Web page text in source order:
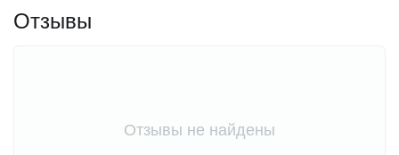
Отзывы
Отзывы не найдены